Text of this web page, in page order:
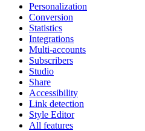
Personalization
Conversion
Statistics
Integrations
Multi-accounts
Subscribers
Studio
Share
Accessibility
Link detection
Style Editor
All features